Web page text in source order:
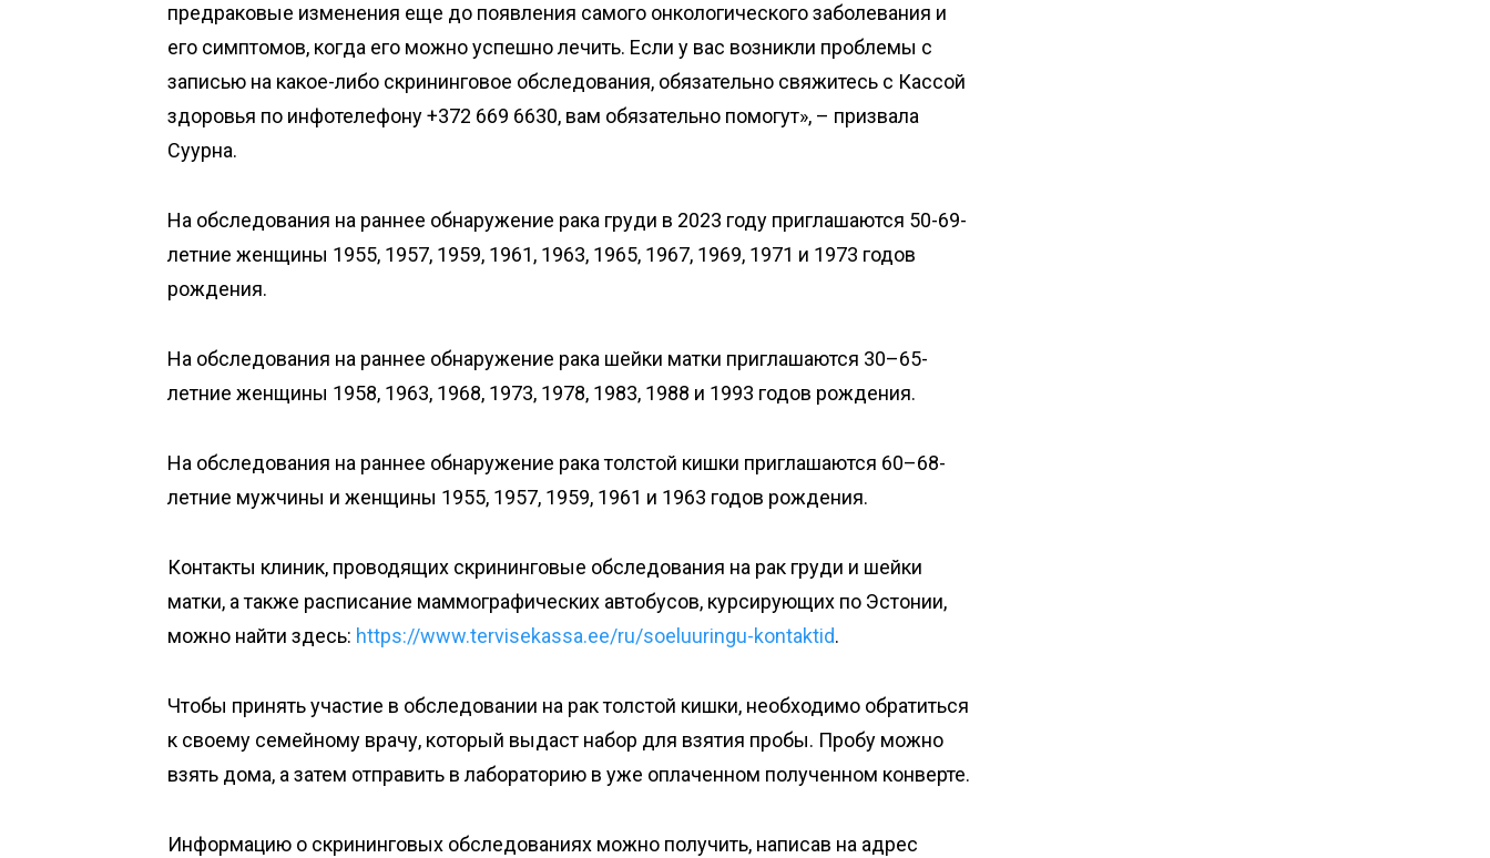
предраковые изменения еще до появления самого онкологического заболевания и
его симптомов, когда его можно успешно лечить. Если у вас возникли проблемы с
записью на какое-либо скрининговое обследования, обязательно свяжитесь с Кассой
здоровья по инфотелефону +372 669 6630, вам обязательно помогут», – призвала
Суурна.
На обследования на раннее обнаружение рака груди в 2023 году приглашаются 50-69-
летние женщины 1955, 1957, 1959, 1961, 1963, 1965, 1967, 1969, 1971 и 1973 годов
рождения.
На обследования на раннее обнаружение рака шейки матки приглашаются 30–65-
летние женщины 1958, 1963, 1968, 1973, 1978, 1983, 1988 и 1993 годов рождения.
На обследования на раннее обнаружение рака толстой кишки приглашаются 60–68-
летние мужчины и женщины 1955, 1957, 1959, 1961 и 1963 годов рождения.
Контакты клиник, проводящих скрининговые обследования на рак груди и шейки
матки, а также расписание маммографических автобусов, курсирующих по Эстонии,
можно найти здесь: https://www.tervisekassa.ee/ru/soeluuringu-kontaktid.
Чтобы принять участие в обследовании на рак толстой кишки, необходимо обратиться
к своему семейному врачу, который выдаст набор для взятия пробы. Пробу можно
взять дома, а затем отправить в лабораторию в уже оплаченном полученном конверте.
Информацию о скрининговых обследованиях можно получить, написав на адрес